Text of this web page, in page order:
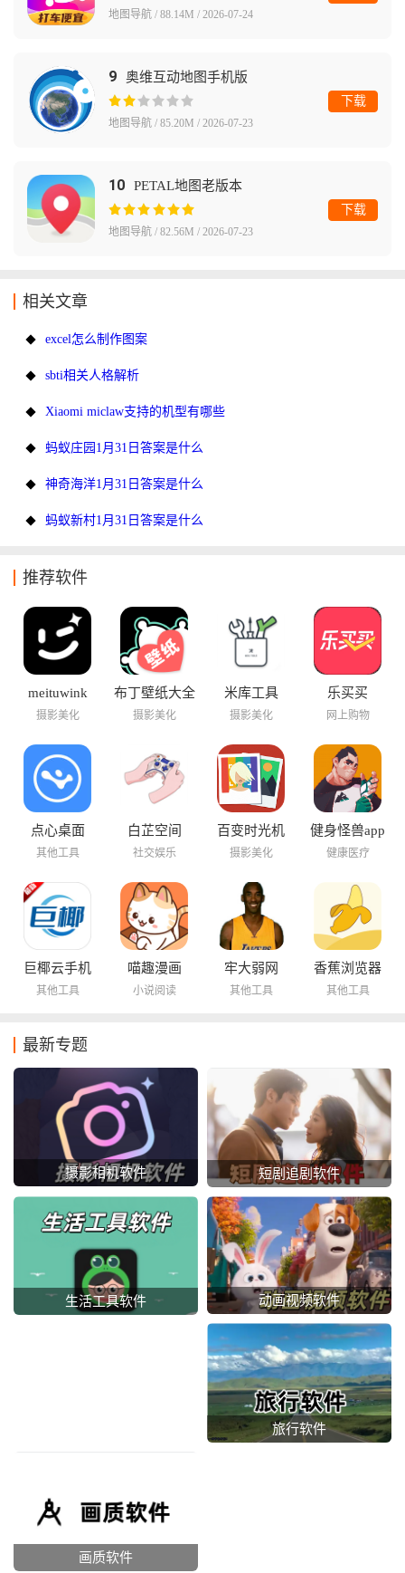
地图导航 / 88.14M / 2026-07-24
9 奥维互动地图手机版
地图导航 / 85.20M / 2026-07-23
下载
10 PETAL地图老版本
地图导航 / 82.56M / 2026-07-23
下载
相关文章
excel怎么制作图案
sbti相关人格解析
Xiaomi miclaw支持的机型有哪些
蚂蚁庄园1月31日答案是什么
神奇海洋1月31日答案是什么
蚂蚁新村1月31日答案是什么
推荐软件
meituwink
摄影美化
布丁壁纸大全
摄影美化
米库工具
摄影美化
乐买买
网上购物
点心桌面
其他工具
白芷空间
社交娱乐
百变时光机
摄影美化
健身怪兽app
健康医疗
巨椰云手机
其他工具
喵趣漫画
小说阅读
牢大弱网
其他工具
香蕉浏览器
其他工具
最新专题
摄影相机软件 短剧追剧软件
生活工具软件 动画视频软件
旅行软件
画质软件